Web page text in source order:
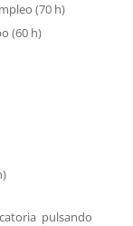
(70 h)
(60 h)
pulsando